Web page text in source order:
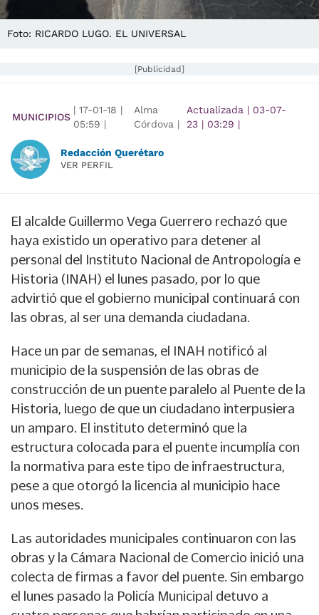
Foto: RICARDO LUGO. EL UNIVERSAL
[Publicidad]
MUNICIPIOS
| 17-01-18 |
05:59 |
Alma
Córdova |
Actualizada | 03-07-
23 | 03:29 |
Redacción Querétaro
VER PERFIL
El alcalde Guillermo Vega Guerrero rechazó que
haya existido un operativo para detener al
personal del Instituto Nacional de Antropología e
Historia (INAH) el lunes pasado, por lo que
advirtió que el gobierno municipal continuará con
las obras, al ser una demanda ciudadana.
Hace un par de semanas, el INAH notificó al
municipio de la suspensión de las obras de
construcción de un puente paralelo al Puente de la
Historia, luego de que un ciudadano interpusiera
un amparo. El instituto determinó que la
estructura colocada para el puente incumplía con
la normativa para este tipo de infraestructura,
pese a que otorgó la licencia al municipio hace
unos meses.
Las autoridades municipales continuaron con las
obras y la Cámara Nacional de Comercio inició una
colecta de firmas a favor del puente. Sin embargo
el lunes pasado la Policía Municipal detuvo a